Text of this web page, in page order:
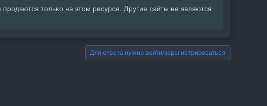
продаются только на этом ресурсе. Другие сайты не являются
Для ответа нужно войти/зарегистрироваться